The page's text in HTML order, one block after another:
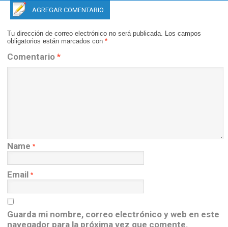
AGREGAR COMENTARIO
Tu dirección de correo electrónico no será publicada. Los campos
obligatorios están marcados con *
Comentario *
Name *
Email *
Guarda mi nombre, correo electrónico y web en este
navegador para la próxima vez que comente.